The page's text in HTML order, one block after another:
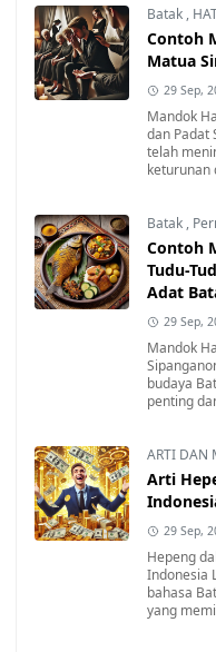
Batak ,
Contoh
Matua
29 Sep,
Mandok
dan Padat
telah
keturunan
Batak ,
Contoh
Tudu-
Adat
29 Sep,
Mandok
budaya
penting
ARTI DAN
Arti
29 Sep,
Hepeng
Indonesia
bahasa
yang